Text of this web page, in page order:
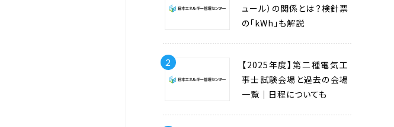
ュール）の関係とは？検針票
の「kWh」も解説
2
【2025年度】第二種電気工
事士試験会場と過去の会場
一覧｜日程についても